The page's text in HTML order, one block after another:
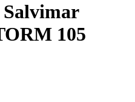
105